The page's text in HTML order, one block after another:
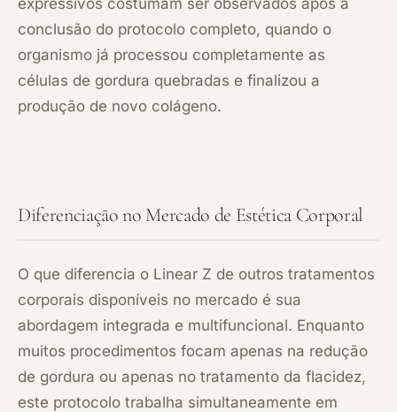
conclusão do protocolo completo, quando o
organismo já processou completamente as
células de gordura quebradas e finalizou a
produção de novo colágeno.
Diferenciação no Mercado de Estética Corporal
O que diferencia o Linear Z de outros tratamentos
corporais disponíveis no mercado é sua
abordagem integrada e multifuncional. Enquanto
muitos procedimentos focam apenas na redução
de gordura ou apenas no tratamento da flacidez,
este protocolo trabalha simultaneamente em